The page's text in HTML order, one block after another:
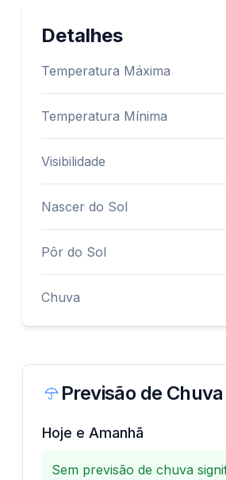
Detalhes
Temperatura Máxima
Temperatura Mínima
Visibilidade
Nascer do Sol
Pôr do Sol
Chuva
Previsão de Chuva
Previsão de Chuva
Hoje e Amanhã
Sem previsão de chuva